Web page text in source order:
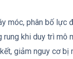
móc, phân bố lực
khi duy trì mô
giảm nguy cơ bị